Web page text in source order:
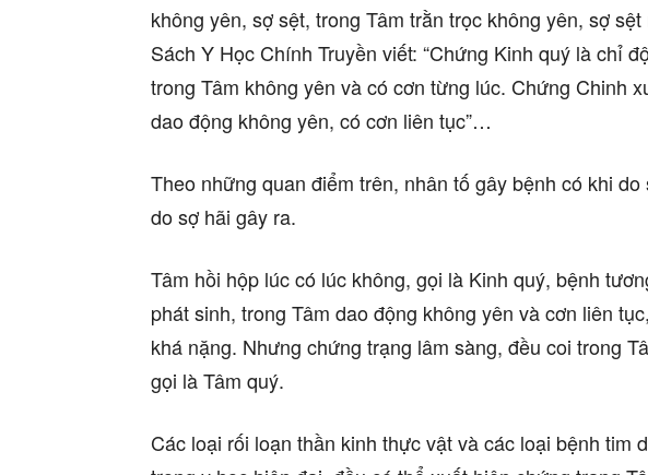
không yên, sợ sệt, trong Tâm trằn trọc không yên, sợ
Sách Y Học Chính Truyền viết: “Chứng Kinh quý là chỉ
trong Tâm không yên và có cơn từng lúc. Chứng Chinh
dao động không yên, có cơn liên tục”…
Theo những quan điểm trên, nhân tố gây bệnh có khi
do sợ hãi gây ra.
Tâm hồi hộp lúc có lúc không, gọi là Kinh quý, bệnh
phát sinh, trong Tâm dao động không yên và cơn liên
khá nặng. Nhưng chứng trạng lâm sàng, đều coi trong
gọi là Tâm quý.
Các loại rối loạn thần kinh thực vật và các loại bệnh tim